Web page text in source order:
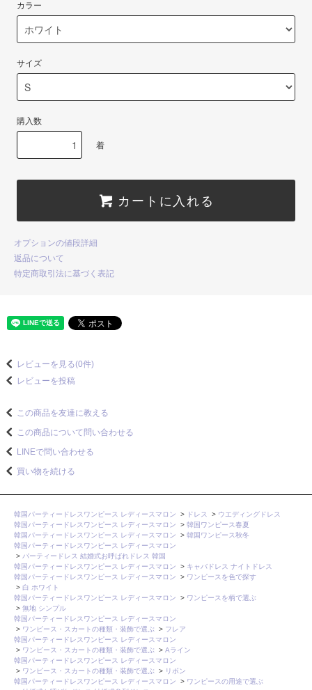
カラー
サイズ
購入数
着
カートに入れる
オプションの値段詳細
返品について
特定商取引法に基づく表記
レビューを見る(0件)
レビューを投稿
この商品を友達に教える
この商品について問い合わせる
LINEで問い合わせる
買い物を続ける
韓国パーティードレスワンピース レディースマロン > ドレス > ウエディングドレス
韓国パーティードレスワンピース レディースマロン
> 韓国ワンピース春夏
韓国パーティードレスワンピース レディースマロン
> 韓国ワンピース秋冬
韓国パーティードレスワンピース レディースマロン
> パーティードレス 結婚式お呼ばれドレス 韓国
韓国パーティードレスワンピース レディースマロン
> キャバドレス ナイトドレス
韓国パーティードレスワンピース レディースマロン
> ワンピースを色で探す
> 白 ホワイト
韓国パーティードレスワンピース レディースマロン
> ワンピースを柄で選ぶ
> 無地 シンプル
韓国パーティードレスワンピース レディースマロン
> ワンピース・スカートの種類・装飾で選ぶ > フレア
韓国パーティードレスワンピース レディースマロン
> ワンピース・スカートの種類・装飾で選ぶ > Aライン
韓国パーティードレスワンピース レディースマロン
> ワンピース・スカートの種類・装飾で選ぶ > リボン
韓国パーティードレスワンピース レディースマロン
> ワンピースの用途で選ぶ